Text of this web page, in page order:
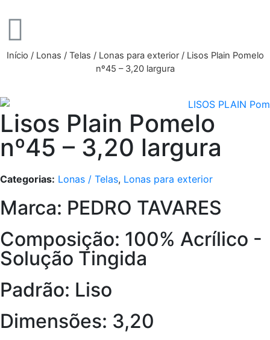
Início / Lonas / Telas / Lonas para exterior/ Lisos Plain Pomelo
nº45 – 3,20 largura
Lisos Plain Pomelo
nº45 – 3,20 largura
Categorias: Lonas / Telas, Lonas para exterior
Marca: PEDRO TAVARES
Composição: 100% Acrílico -
Solução Tingida
Padrão: Liso
Dimensões: 3,20